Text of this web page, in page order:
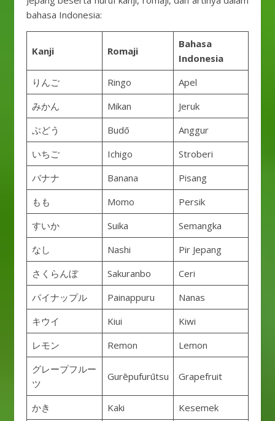
bahasa Indonesia:
Kanji Romaji
Bahasa
Indonesia
りんご
Ringo
Apel
みかん
Mikan
Jeruk
ぶどう
Budō
Anggur
いちご
Ichigo
Stroberi
バナナ
Banana
Pisang
もも
Momo
Persik
すいか
Suika
Semangka
なし
Nashi
Pir Jepang
さくらんぼ
Sakuranbo
Ceri
パイナップル
Painappuru
Nanas
キウイ
Kiui
Kiwi
レモン
Remon
Lemon
グレープフルー
ツ
Gurēpufurūtsu Grapefruit
かき Kaki
Kesemek